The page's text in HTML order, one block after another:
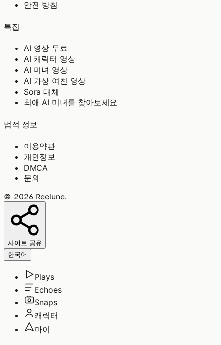
안전 방침
특집
AI 영상 무료
AI 캐릭터 영상
AI 미녀 영상
AI 가상 여친 영상
Sora 대체
최애 AI 미녀를 찾아보세요
법적 정보
이용약관
개인정보
DMCA
문의
© 2026 Reelune.
사이트 공유
한국어
Plays
Echoes
Snaps
캐릭터
마이